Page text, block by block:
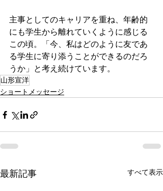
主事としてのキャリアを重ね、年齢的
にも学生から離れていくように感じる
この頃。「今、私はどのように友であ
る学生に寄り添うことができるのだろ
うか」と考え続けています。
山形宣洋
ショートメッセージ
最新記事 すべて表示